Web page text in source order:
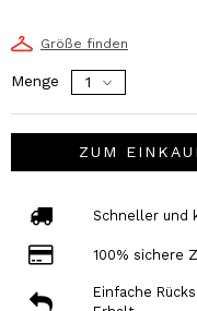
Größe finden
Menge
ZUM
Schneller und
100% sichere
Einfache